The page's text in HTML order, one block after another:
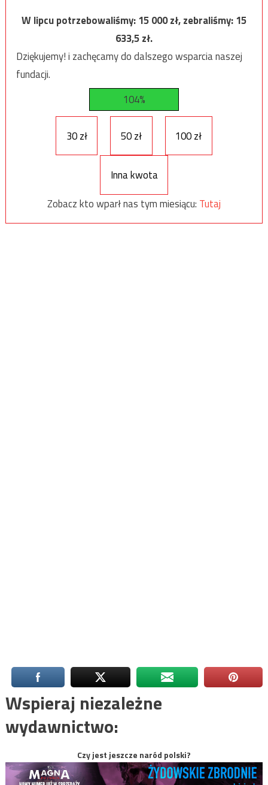
W lipcu potrzebowaliśmy:15 000zł, zebraliśmy:15
633,5zł.
Dziękujemy! i zachęcamy do dalszego wsparcia naszej
fundacji.
104%
30 zł 50 zł 100 zł
Inna kwota
Zobacz kto wparł nas tym miesiącu: Tutaj
Wspieraj niezależne
wydawnictwo:
Czy jest jeszcze naród polski?